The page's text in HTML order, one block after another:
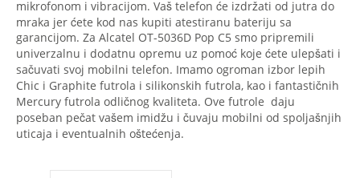
mikrofonom i vibracijom. Vaš telefon će izdržati od jutra do
mraka jer ćete kod nas kupiti atestiranu bateriju sa
garancijom. Za Alcatel OT-5036D Pop C5 smo pripremili
univerzalnu i dodatnu opremu uz pomoć koje ćete ulepšati i
sačuvati svoj mobilni telefon. Imamo ogroman izbor lepih
Chic i Graphite futrola i silikonskih futrola, kao i fantastičnih
Mercury futrola odličnog kvaliteta. Ove futrole daju
poseban pečat vašem imidžu i čuvaju mobilni od spoljašnjih
uticaja i eventualnih oštećenja.